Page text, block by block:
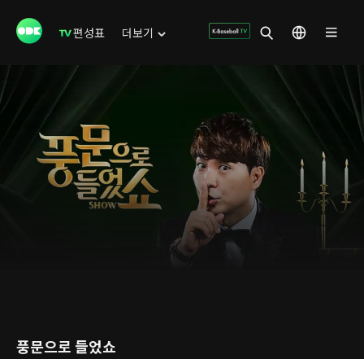
편성표 더보기
풍문으로 들었쇼